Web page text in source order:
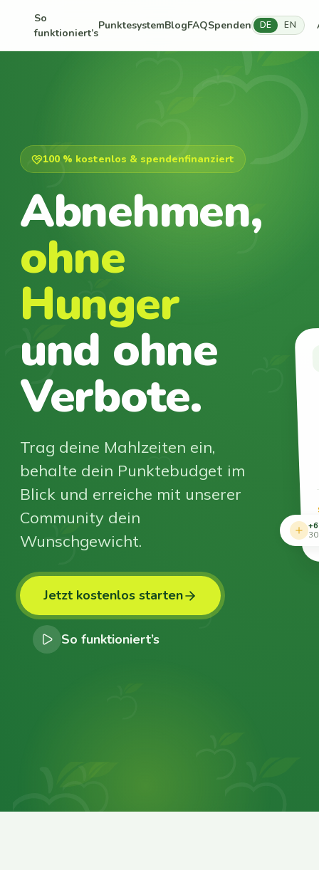
So
funktioniert’s
PunktesystemBlogFAQSpenden DE EN
100 % kostenlos & spendenfinanziert
Abnehmen,
ohne
Hunger
und ohne
Verbote.
Trag deine Mahlzeiten ein,
behalte dein Punktebudget im
Blick und erreiche mit unserer
Community dein
Wunschgewicht.
Jetzt kostenlos starten
So funktioniert’s